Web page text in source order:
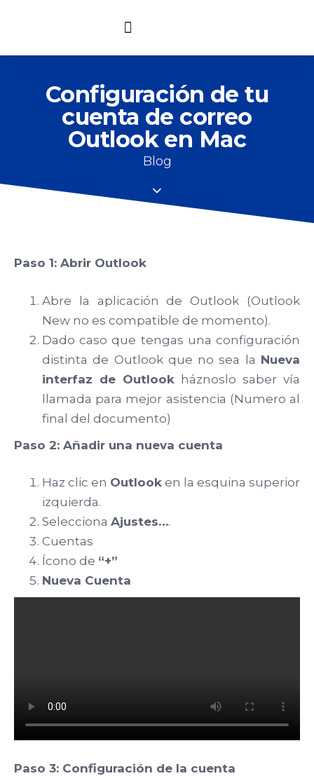
Configuración de tu
cuenta de correo
Outlook en Mac
Blog
Paso 1: Abrir Outlook
Abre la aplicación de Outlook (Outlook
New no es compatible de momento).
Dado caso que tengas una configuración
distinta de Outlook que no sea la Nueva
interfaz de Outlook háznoslo saber vía
llamada para mejor asistencia (Numero al
final del documento)
Paso 2: Añadir una nueva cuenta
Haz clic en Outlook en la esquina superior
izquierda.
Selecciona Ajustes….
Cuentas
Ícono de “+”
Nueva Cuenta
Paso 3: Configuración de la cuenta